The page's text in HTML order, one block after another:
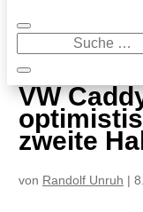
9
VW Caddy: frischer
VW
zweite
von Randolf Unruh |